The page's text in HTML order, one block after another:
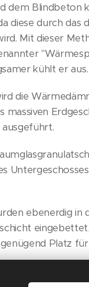
dem Blindbeton
diese durch das
Mit dieser
kühlt er aus.
die
massiven
ebenerdig in
Platz für